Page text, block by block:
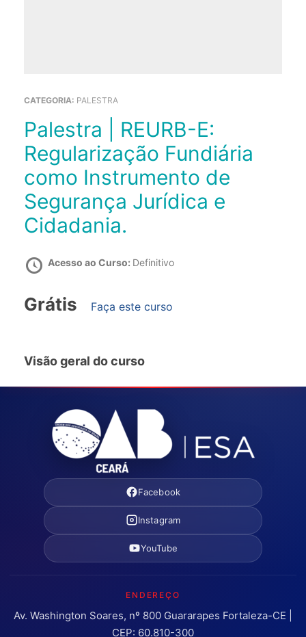
CATEGORIA: PALESTRA
Palestra | REURB-E:
Regularização Fundiária
como Instrumento de
Segurança Jurídica e
Cidadania.
Acesso ao Curso: Definitivo
Grátis Faça este curso
Visão geral do curso
Facebook
Instagram
YouTube
ENDEREÇO
Av. Washington Soares, nº 800 Guararapes Fortaleza-CE |
CEP: 60.810-300